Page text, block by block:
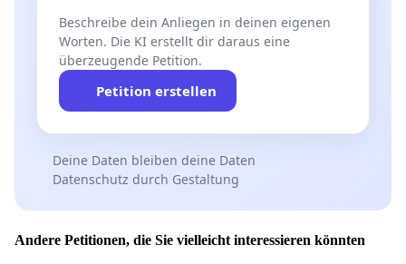
Beschreibe dein Anliegen in deinen eigenen
Worten. Die KI erstellt dir daraus eine
überzeugende Petition.
Petition erstellen
Deine Daten bleiben deine Daten
Datenschutz durch Gestaltung
Andere Petitionen, die Sie vielleicht interessieren könnten